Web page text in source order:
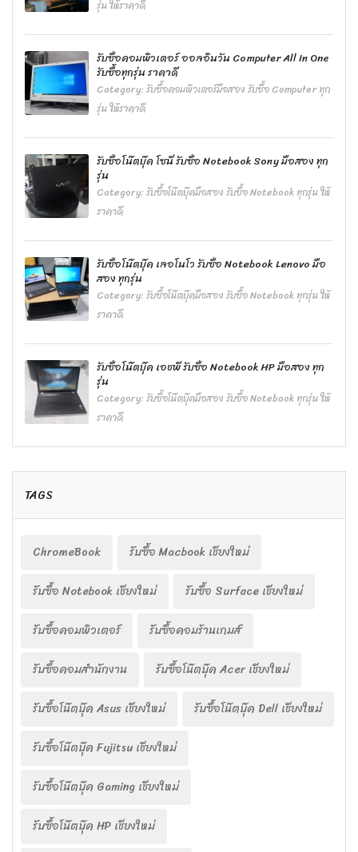
รุ่น ให้ราคาดี
รับซื้อคอมพิวเตอร์ ออลอินวัน Computer All In One
รับซื้อทุกรุ่น ราคาดี
Category:รับซื้อคอมพิวเตอร์มือสอง รับซื้อ Computer ทุก
รุ่น ให้ราคาดี
รับซื้อโน๊ตบุ๊ค โซนี่ รับซื้อ Notebook Sony มือสอง ทุก
รุ่น
Category:รับซื้อโน๊ตบุ๊คมือสอง รับซื้อ Notebook ทุกรุ่น ให้
ราคาดี
รับซื้อโน๊ตบุ๊ค เลอโนโว รับซื้อ Notebook Lenovo มือ
สอง ทุกรุ่น
Category:รับซื้อโน๊ตบุ๊คมือสอง รับซื้อ Notebook ทุกรุ่น ให้
ราคาดี
รับซื้อโน๊ตบุ๊ค เอชพี รับซื้อ Notebook HP มือสอง ทุก
รุ่น
Category:รับซื้อโน๊ตบุ๊คมือสอง รับซื้อ Notebook ทุกรุ่น ให้
ราคาดี
TAGS
ChromeBook
รับซื้อ Macbook เชียงใหม่
รับซื้อ Notebook เชียงใหม่
รับซื้อ Surface เชียงใหม่
รับซื้อคอมพิวเตอร์
รับซื้อคอมร้านเกมส์
รับซื้อคอมสำนักงาน
รับซื้อโน๊ตบุ๊ค Acer เชียงใหม่
รับซื้อโน๊ตบุ๊ค Asus เชียงใหม่
รับซื้อโน๊ตบุ๊ค Dell เชียงใหม่
รับซื้อโน๊ตบุ๊ค Fujitsu เชียงใหม่
รับซื้อโน๊ตบุ๊ค Gaming เชียงใหม่
รับซื้อโน๊ตบุ๊ค HP เชียงใหม่